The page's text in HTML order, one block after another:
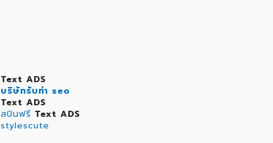
Text ADS
บริษัทรับทำ seo
Text ADS
สปินฟรี Text ADS
stylescute